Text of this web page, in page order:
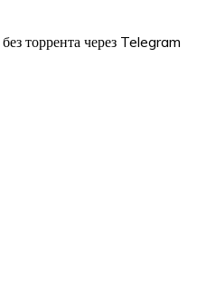
торрента через Telegram